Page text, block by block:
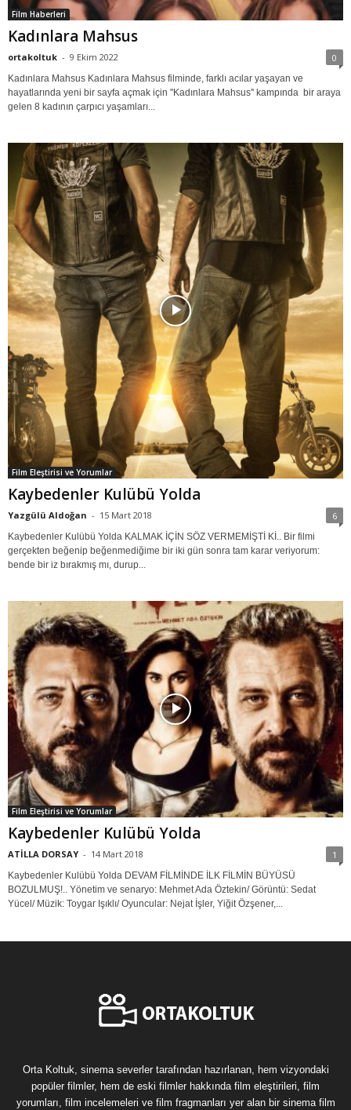
Film Haberleri
Kadınlara Mahsus
ortakoltuk - 9 Ekim 2022 0
Kadınlara Mahsus Kadınlara Mahsus filminde, farklı acılar yaşayan ve
hayatlarında yeni bir sayfa açmak için ''Kadınlara Mahsus'' kampında bir araya
gelen 8 kadının çarpıcı yaşamları...
Film Eleştirisi ve Yorumlar
Kaybedenler Kulübü Yolda
Yazgülü Aldoğan - 15 Mart 2018 6
Kaybedenler Kulübü Yolda KALMAK İÇİN SÖZ VERMEMİŞTİ Kİ.. Bir filmi
gerçekten beğenip beğenmediğime bir iki gün sonra tam karar veriyorum:
bende bir iz bırakmış mı, durup...
Film Eleştirisi ve Yorumlar
Kaybedenler Kulübü Yolda
ATİLLA DORSAY - 14 Mart 2018 1
Kaybedenler Kulübü Yolda DEVAM FİLMİNDE İLK FİLMİN BÜYÜSÜ
BOZULMUŞ!.. Yönetim ve senaryo: Mehmet Ada Öztekin/ Görüntü: Sedat
Yücel/ Müzik: Toygar Işıklı/ Oyuncular: Nejat İşler, Yiğit Özşener,...
Orta Koltuk, sinema severler tarafından hazırlanan, hem vizyondaki
popüler filmler, hem de eski filmler hakkında film eleştirileri, film
yorumları, film incelemeleri ve film fragmanları yer alan bir sinema film